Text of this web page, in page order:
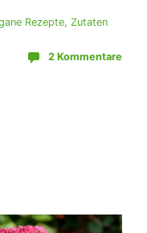
Rezepte, Zutaten
2 Kommentare